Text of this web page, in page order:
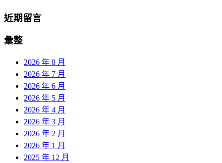
近期留言
彙整
2026 年 8 月
2026 年 7 月
2026 年 6 月
2026 年 5 月
2026 年 4 月
2026 年 3 月
2026 年 2 月
2026 年 1 月
2025 年 12 月